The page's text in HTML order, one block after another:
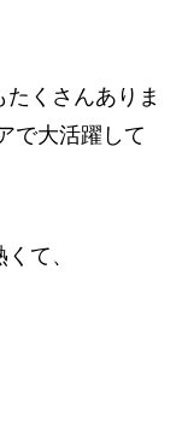
くさんありま
で大活躍して
て、